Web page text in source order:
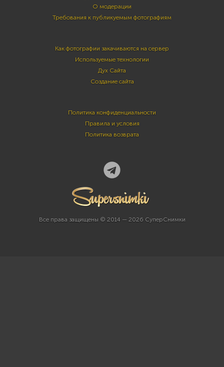
О модерации
Требования к публикуемым фотографиям
Как фотографии закачиваются на сервер
Используемые технологии
Дух Сайта
Создание сайта
Политика конфиденциальности
Правила и условия
Политика возврата
Все права защищены © 2014 — 2026 СуперСнимки